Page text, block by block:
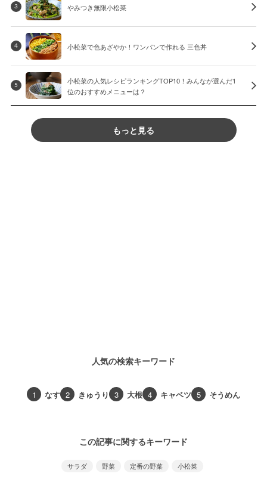
3 やみつき無限小松菜
4 小松菜で色あざやか！ワンパンで作れる 三色丼
5
小松菜の人気レシピランキングTOP10！みんなが選んだ1
位のおすすめメニューは？
もっと見る
人気の検索キーワード
1 なす 2 きゅうり 3 大根 4 キャベツ 5 そうめん
この記事に関するキーワード
サラダ 野菜 定番の野菜 小松菜